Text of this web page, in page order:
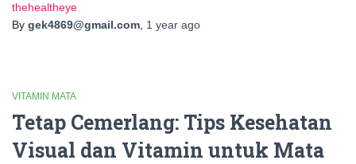
thehealtheye
By gek4869@gmail.com 1 year ago
VITAMIN MATA
Tetap Cemerlang: Tips Kesehatan
Visual dan Vitamin untuk Mata